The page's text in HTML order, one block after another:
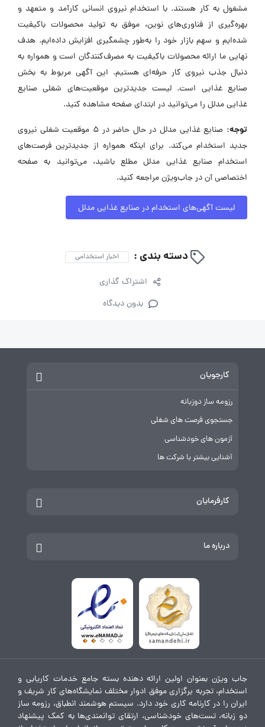
مشغول به کار هستند. با استخدام نیروی انسانی کارآمد و متعهد و
بهره‌گیری از فناوری‌های نوین، موفق به تولید محصولات باکیفیت
شده‌ایم و سهم بازار خود را به‌طور چشمگیری افزایش داده‌ایم. هدف
نهایی ما ارائه محصولات باکیفیت به مصرف‌کنندگان است و همواره به
دنبال جذب نیروی کار حرفه‌ای هستیم. این آگهی مربوط به بخش
صنایع غذایی است. لیست جدیدترین موقعیت‌های شغلی صنایع
غذایی مدلل را می‌توانید در ابتدای صفحه مشاهده کنید.
توجه:
صنایع غذایی مدلل در حال حاضر در ۵ موقعیت شغلی نیروی
جدید استخدام می‌کند. برای اینکه همواره از جدیدترین فرصت‌های
استخدام صنایع غذایی مدلل مطلع باشید، می‌توانید به صفحه
اختصاصی آن در جاب‌ویژن مراجعه کنید.
لیست آگهی‌های استخدام در صنایع غذایی مدلل
دسته بندی : اخبار استخدامی
اشتراک گذاری
بدون دیدگاه
کارجویان
رزومه ساز دوزبانه
جستجوی فرصت های شغلی
آزمون های خودشناسی
آشنایی بیشتر با شرکت ها
کارفرمایان
درباره ما
جاب ویژن بعنوان اولین ارائه دهنده بسته جامع خدمات کاریابی و
استخدام، تجربه برگزاری موفق ادوار مختلف نمایشگاه‌های کار شریف و
ایران را در کارنامه کاری خود دارد. سیستم هوشمند انطباق، رزومه ساز
دو زبانه، تست‌های خودشناسی، ارتقای توانمندی‌ها به کمک پیشنهاد